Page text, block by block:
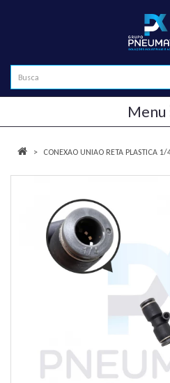
Menu
CONEXAO UNIAO RETA PLASTICA